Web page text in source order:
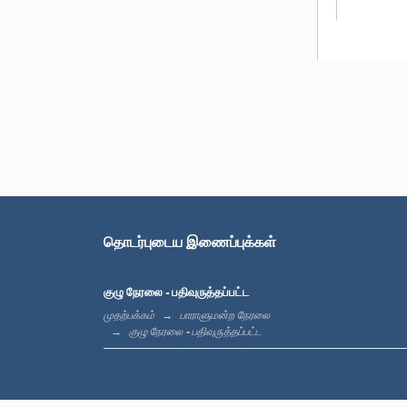
தொடர்புடைய இணைப்புக்கள்
குழு நேரலை - பதிவுருத்தப்பட்ட
முதற்பக்கம்
பாராளுமன்ற நேரலை
குழு நேரலை - பதிவுருத்தப்பட்ட